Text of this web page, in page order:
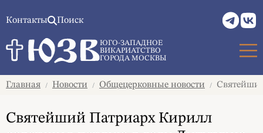
Контакты Поиск
ЮГО-ЗАПАДНОЕ
ВИКАРИАТСТВО
ГОРОДА МОСКВЫ
Главная / Новости / Общецерковные новости /
Святейший Патриарх Кирилл